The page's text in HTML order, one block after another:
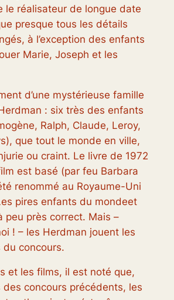
le réalisateur de longue date
presque tous les détails
à l’exception des enfants
Marie, Joseph et les
d’une mystérieuse famille
: six très des enfants
Ralph, Claude, Leroy,
que tout le monde en ville,
ou craint. Le livre de 1972
est basé (par feu Barbara
renommé au Royaume-Uni
pires enfants du mondeet
peu près correct. Mais –
! – les Herdman jouent les
du concours.
et les films, il est noté que,
des concours précédents, les